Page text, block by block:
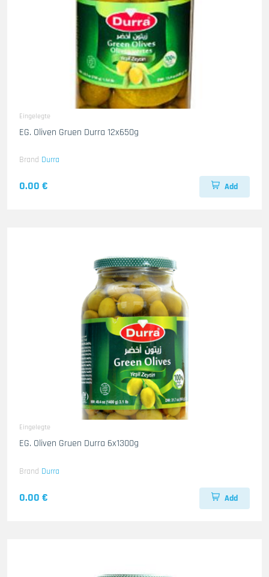
Eingelegte
EG. Oliven Gruen Durra 12x650g
Brand Durra
0.00 € Add
Eingelegte
EG. Oliven Gruen Durra 6x1300g
Brand Durra
0.00 € Add